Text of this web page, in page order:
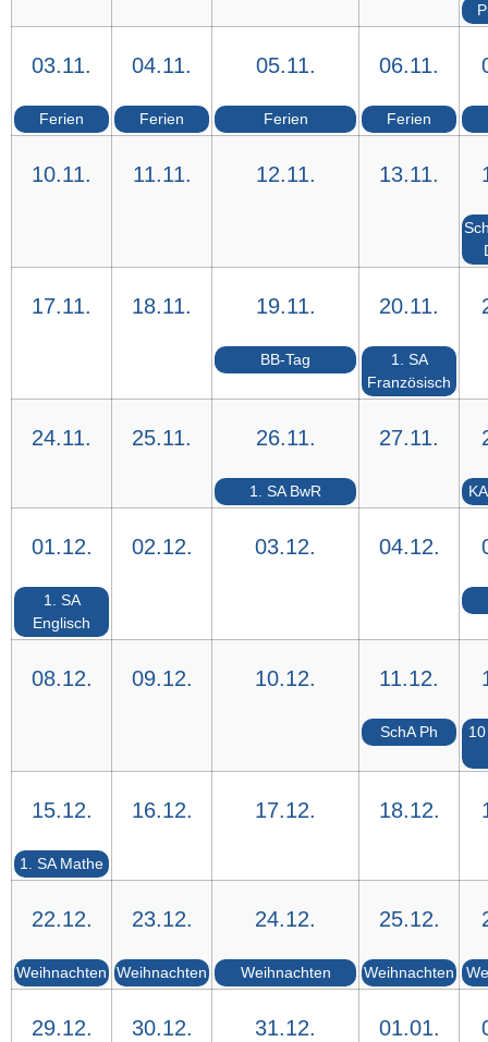
03.11.
Ferien
04.11.
Ferien
05.11.
Ferien
06.11.
Ferien
10.11. 11.11. 12.11. 13.11.
17.11. 18.11. 19.11.
BB-Tag
20.11.
1. SA
Französisch
24.11. 25.11. 26.11.
1. SA BwR
27.11.
01.12.
1. SA
Englisch
02.12. 03.12. 04.12.
08.12. 09.12. 10.12. 11.12.
SchA Ph
15.12.
1. SA Mathe
16.12. 17.12. 18.12.
22.12.
Weihnachten
23.12.
Weihnachten
24.12.
Weihnachten
25.12.
Weihnachten
29.12. 30.12. 31.12. 01.01.